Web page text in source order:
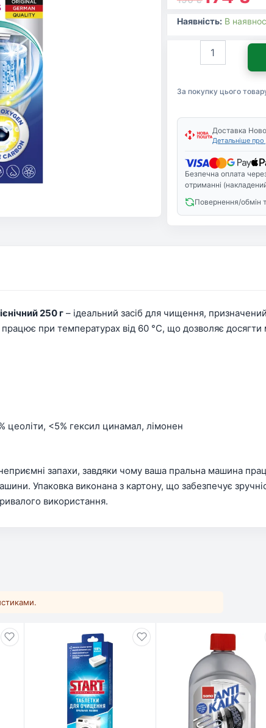
Наявність: В
За покупку цього
Dr.
гігієнічний
250
(4008455557014/
кількість
Доставка
Детальніше про
Безпечна оплата
отриманні
Повернення/обмін
250 г – ідеальний засіб для чищення,
при температурах від 60 °C, що дозволяє досягти
цеоліти, <5% гексил цинамал, лімонен
запахи, завдяки чому ваша пральна машина
Упаковка виконана з картону, що забезпечує
використання.